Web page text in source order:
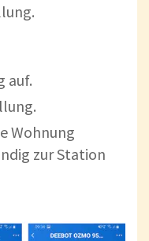
auf.
Wohnung
zur Station